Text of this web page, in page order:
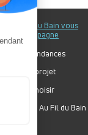
Au fil du Bain vous
accompagne
Nos tendances
Votre projet
Bien choisir
Forum Au Fil du Bain